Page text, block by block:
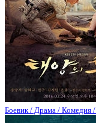
Боевик / Драма / Комедия